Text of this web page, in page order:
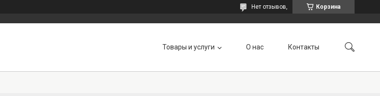
Корзина
Нет отзывов,
Товары и услуги О нас Контакты